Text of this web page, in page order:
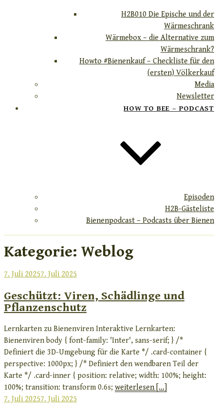
H2B010 Die Epische und der
Wärmeschrank
Wärmebox – die Alternative zum
Wärmeschrank?
Howto #Bienenkauf – Checkliste für den
(ersten) Völkerkauf
Media
Newsletter
HOW TO BEE – PODCAST
Episoden
H2B-Gästeliste
Bienenpodcast – Podcasts über Bienen
Kategorie: Weblog
Veröffentlicht
7. Juli 20257. Juli 2025
Geschützt: Viren, Schädlinge und
Pflanzenschutz
Lernkarten zu Bienenviren Interaktive Lernkarten:
Bienenviren body { font-family: 'Inter', sans-serif; } /*
Definiert die 3D-Umgebung für die Karte */ .card-container {
perspective: 1000px; } /* Definiert den wendbaren Teil der
Karte */ .card-inner { position: relative; width: 100%; height:
100%; transition: transform 0.6s; weiterlesen [...]
Veröffentlicht
7. Juli 20257. Juli 2025